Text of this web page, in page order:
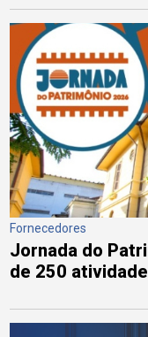
Fornecedores
Jornada do
de 250